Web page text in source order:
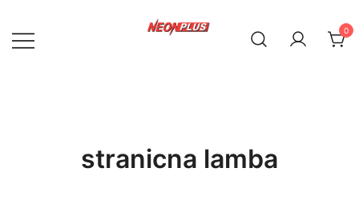
content
0
stranicna lamba